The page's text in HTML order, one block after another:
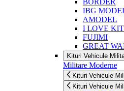
BORDER
IBG
AMODEL
I LOVE KIT
FUJIMI
GREAT
Kituri Vehicule
Militare Moderne
Kituri Vehicule
Kituri Vehicule